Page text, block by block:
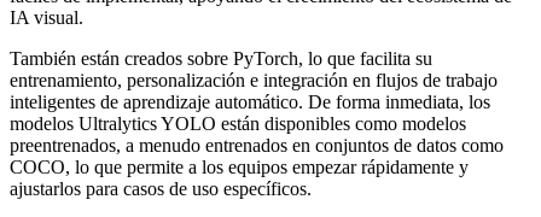
IA visual.
También están creados sobre PyTorch, lo que facilita su
entrenamiento, personalización e integración en flujos de trabajo
inteligentes de aprendizaje automático. De forma inmediata, los
modelos Ultralytics YOLO están disponibles como modelos
preentrenados, a menudo entrenados en conjuntos de datos como
COCO, lo que permite a los equipos empezar rápidamente y
ajustarlos para casos de uso específicos.